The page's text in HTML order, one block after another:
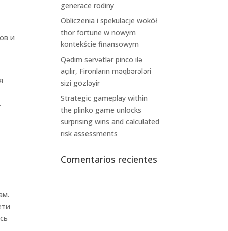
и
generace rodiny
Obliczenia i spekulacje wokół
thor fortune w nowym
kontekście finansowym
Qədim sərvətlər pinco ilə
açılır, Fironların məqbərələri
sizi gözləyir
Strategic gameplay within
the plinko game unlocks
surprising wins and calculated
risk assessments
Comentarios recientes